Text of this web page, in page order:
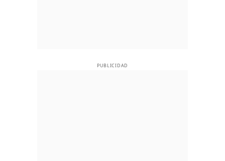
PUBLICIDAD